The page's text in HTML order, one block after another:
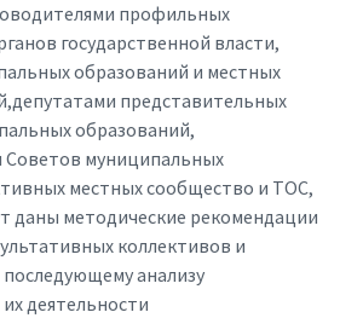
профильных
государственной власти,
образований и местных
представительных
образований,
Советов муниципальных
местных сообщество и ТОС,
даны методические рекомендации
коллективов и
анализу
деятельности